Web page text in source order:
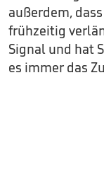
außerdem,
frühzeitig
Signal und hat
es immer das